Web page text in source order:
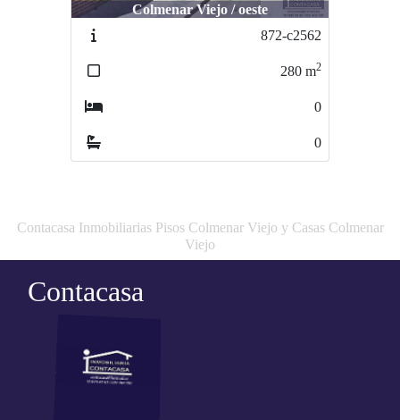
Colmenar Viejo / oeste
872-c2562
2
Colmenar Viejo / Centro
896-FR2566
Contacasa Inmobiliarias Pisos Colmenar Viejo y Casas Colmenar
Viejo
Contacasa